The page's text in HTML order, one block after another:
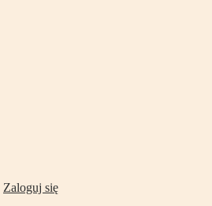
Zaloguj się